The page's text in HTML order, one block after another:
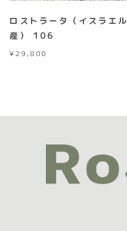
ロストラータ（イスラエル
産） 106
¥29,800